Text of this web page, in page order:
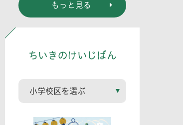
もっと見る
ちいきのけいじばん